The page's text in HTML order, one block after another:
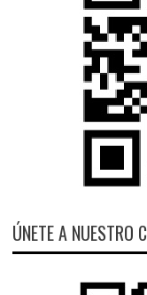
ÚNETE A NUESTRO